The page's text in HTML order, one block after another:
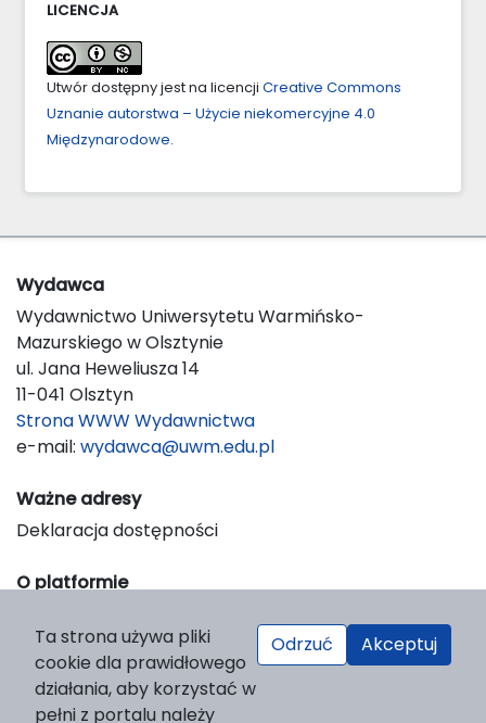
LICENCJA
Utwór dostępny jest na licencji Creative Commons
Uznanie autorstwa – Użycie niekomercyjne 4.0
Międzynarodowe.
Wydawca
Wydawnictwo Uniwersytetu Warmińsko-
Mazurskiego w Olsztynie
ul. Jana Heweliusza 14
11-041 Olsztyn
Strona WWW Wydawnictwa
e-mail: wydawca@uwm.edu.pl
Ważne adresy
Deklaracja dostępności
O platformie
Support & Customization by LIBCOM
Platform & Workflow by OJS/PKP
Ta strona używa pliki
cookie dla prawidłowego
działania, aby korzystać w
pełni z portalu należy
Odrzuć Akceptuj